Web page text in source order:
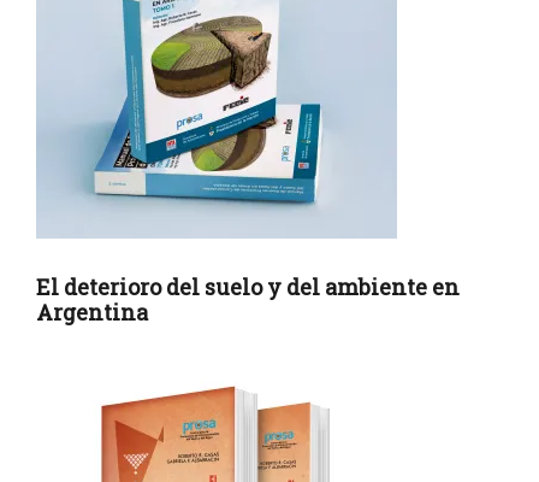
El deterioro del suelo y del ambiente en
Argentina